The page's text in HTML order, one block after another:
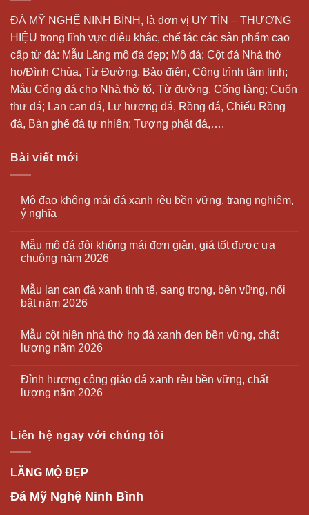
ĐÁ MỸ NGHỆ NINH BÌNH, là đơn vị UY TÍN – THƯƠNG
HIỆU trong lĩnh vực điêu khắc, chế tác các sản phẩm cao
cấp từ đá: Mẫu Lăng mộ đá đẹp; Mộ đá; Cột đá Nhà thờ
họ/Đình Chùa, Từ Đường, Bảo điện, Công trình tâm linh;
Mẫu Cổng đá cho Nhà thờ tổ, Từ đường, Cổng làng; Cuốn
thư đá; Lan can đá, Lư hương đá, Rồng đá, Chiếu Rồng
đá, Bàn ghế đá tự nhiên; Tượng phật đá,….
Bài viết mới
Mộ đạo không mái đá xanh rêu bền vững, trang nghiêm,
ý nghĩa
Mẫu mộ đá đôi không mái đơn giản, giá tốt được ưa
chuộng năm 2026
Mẫu lan can đá xanh tinh tế, sang trọng, bền vững, nổi
bật năm 2026
Mẫu cột hiên nhà thờ họ đá xanh đen bền vững, chất
lượng năm 2026
Đỉnh hương công giáo đá xanh rêu bền vững, chất
lượng năm 2026
Liên hệ ngay với chúng tôi
LĂNG MỘ ĐẸP
Đá Mỹ Nghệ Ninh Bình